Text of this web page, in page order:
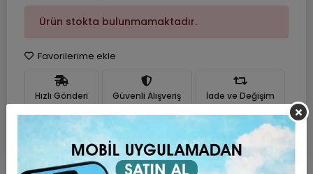
Ürün stokta bulunmamaktadır.
Favorilerime ekle
Hızlı Gönderi Güvenli Alışveriş İade ve Değişim